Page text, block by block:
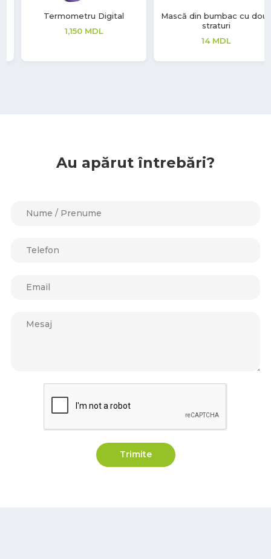
Mască din bumbac cu două
Mănuși latex Soft Touch
MDL
Au apărut întrebări?
Trimite